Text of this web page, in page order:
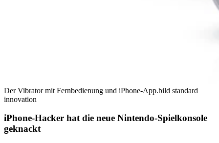
Der Vibrator mit Fernbedienung und iPhone-App.bild standard
innovation
iPhone-Hacker hat die neue Nintendo-Spielkonsole
geknackt